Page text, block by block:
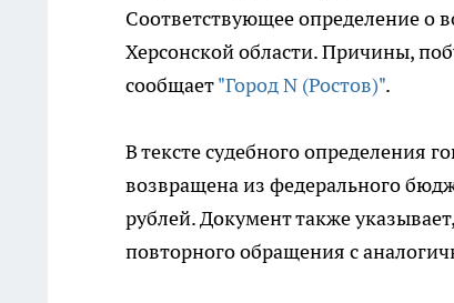
Соответствующее определение о
Херсонской области. Причины,
сообщает"Город N (Ростов)".
В тексте судебного определения
возвращена из федерального
рублей. Документ также
повторного обращения с